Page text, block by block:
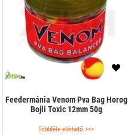
Feedermánia Venom Pva Bag Horog
Bojli Toxic 12mm 50g
Többféle elérhető >>>